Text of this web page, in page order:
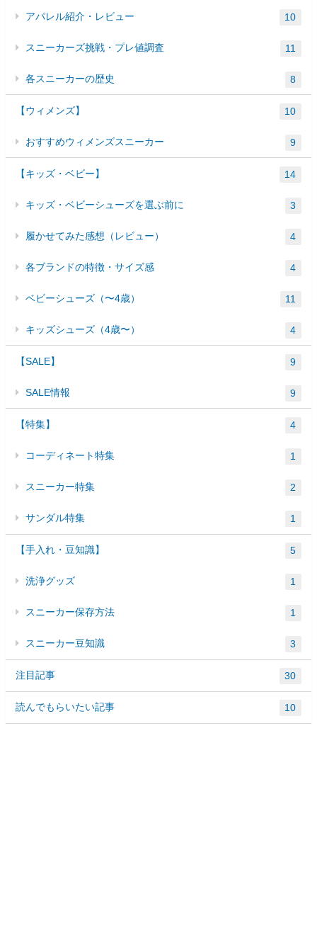
アパレル紹介・レビュー 10
スニーカーズ挑戦・プレ値調査 11
各スニーカーの歴史 8
【ウィメンズ】 10
おすすめウィメンズスニーカー 9
【キッズ・ベビー】 14
キッズ・ベビーシューズを選ぶ前に 3
履かせてみた感想（レビュー） 4
各ブランドの特徴・サイズ感 4
ベビーシューズ（〜4歳） 11
キッズシューズ（4歳〜） 4
【SALE】 9
SALE情報 9
【特集】 4
コーディネート特集 1
スニーカー特集 2
サンダル特集 1
【手入れ・豆知識】 5
洗浄グッズ 1
スニーカー保存方法 1
スニーカー豆知識 3
注目記事 30
読んでもらいたい記事 10